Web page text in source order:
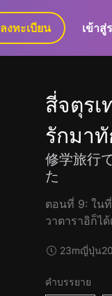
GaLa+
ลงทะเบียน เข้าสู่
สี่จตุร
รักมา
修学旅行
た
ตอนที่ 9: ใน
วาตาราอิก็ไ
23mญี่ปุ่น
คำบรรยาย